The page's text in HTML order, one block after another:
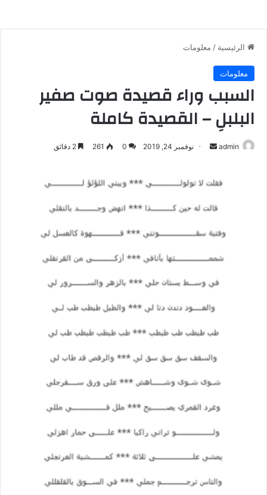
الرئيسية / معلومات
معلومات
السبب وراء قصيدة صوت صفير
البلبلِ – القصيدة كاملة
admin
أرسل نوفمبر 24, 2019 0
261